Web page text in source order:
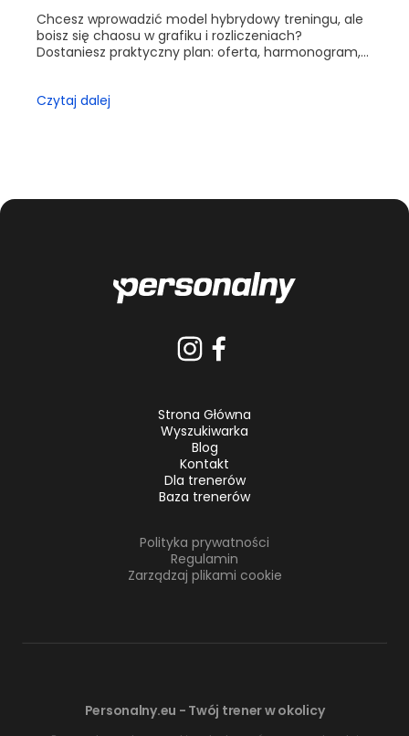
Chcesz wprowadzić model hybrydowy treningu, ale
boisz się chaosu w grafiku i rozliczeniach?
Dostaniesz praktyczny plan: oferta, harmonogram,
Czytaj dalej
Strona Główna
Wyszukiwarka
Blog
Kontakt
Dla trenerów
Baza trenerów
Polityka prywatności
Regulamin
Zarządzaj plikami cookie
Personalny.eu - Twój trener w okolicy